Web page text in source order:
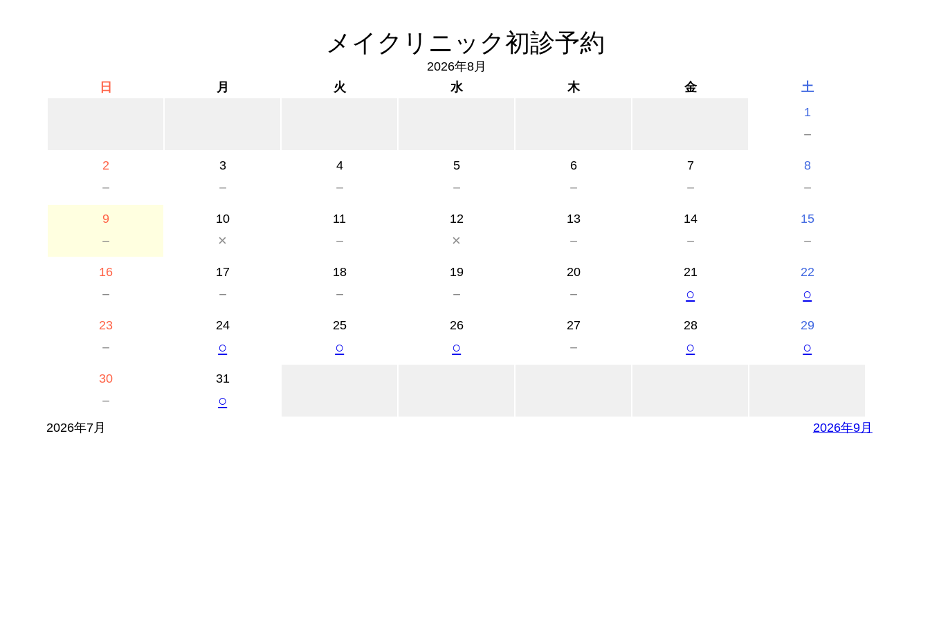
メイクリニック初診予約
2026年8月
日
月 火 水 木 金
土
1
－
2
－
3
－
4
－
5
－
6
－
7
－
8
－
9
－
10
×
11
－
12
×
13
－
14
－
15
－
16
－
17
－
18
－
19
－
20
－
21
○
22
○
23
－
24
○
25
○
26
○
27
－
28
○
29
○
30
－
31
○
2026年7月 2026年9月